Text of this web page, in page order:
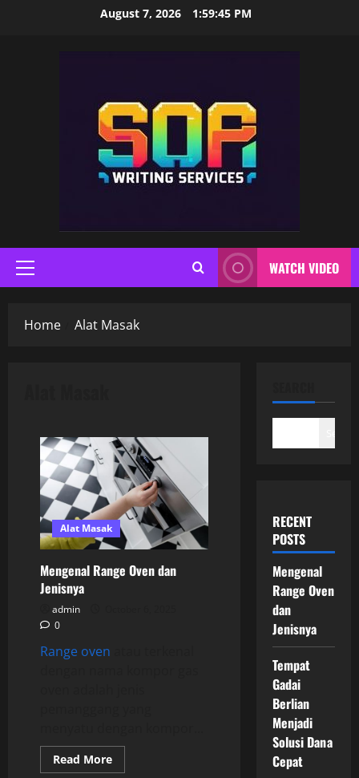
August 7, 2026 1:59:46 PM
Primary
Menu
WATCH VIDEO
Home Alat Masak
Alat Masak
Mengenal Range Oven dan
Jenisnya
admin
0
Range oven
Read MoreRead
more
RECENT
POSTS
Mengenal
Range Oven
dan
Jenisnya
Tempat
Gadai
Berlian
Menjadi
Solusi Dana
Cepat